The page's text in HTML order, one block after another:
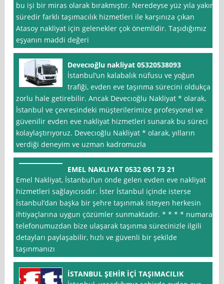
bu işi bir miras olarak bırakmıştır. Neredeyse yüz yıla yakın
süredir farklı taşımacılık hizmetleri ile karşınıza çıkan
Atasoy nakliyat için gelenekler çok önemlidir. Taşıdığımız
eşyanın maddi değeri
Devecıoğlu nakliyat 05320538093
İstanbul‘un kalabalık nüfusu ve yoğun
trafiği, evden eve taşınma sürecini oldukça
zorlu hale getirebilir. Ancak Devecıoğlu Nakliyat * olarak,
İstanbul ve çevresindeki müşterilerimize profesyonel ve
güvenilir evden eve nakliyat hizmetleri sunarak bu süreci
kolaylaştırıyoruz. Devecıoğlu Nakliyat * olarak, yılların
verdiği deneyim ve uzman kadromuzla
EMEL NAKLIYAT 0532 051 73 21
Emel Nakliyat, İstanbul‘un önde gelen evden eve nakliyat
hizmetleri sağlayıcısıdır. İster İstanbul içinde isterse
İstanbul’dan başka bir şehre taşınmak isteyen herkesin
ihtiyaçlarına uygun çözümler sunmaktadır. * * * * numaralı
telefonumuzdan bize ulaşarak taşınma sürecinizle ilgili
detayları paylaşabilir, hızlı ve güvenli bir şekilde
taşınmanızı
İSTANBUL ŞEHİR İÇİ TAŞIMACILIK